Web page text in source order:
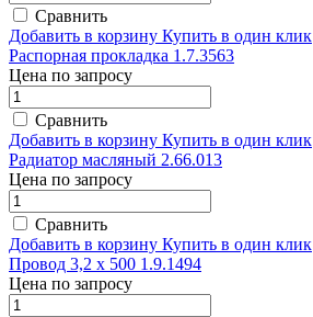
Сравнить
Добавить в корзину Купить в один клик
Распорная прокладка 1.7.3563
Цена по запросу
Сравнить
Добавить в корзину Купить в один клик
Радиатор масляный 2.66.013
Цена по запросу
Сравнить
Добавить в корзину Купить в один клик
Провод 3,2 х 500 1.9.1494
Цена по запросу